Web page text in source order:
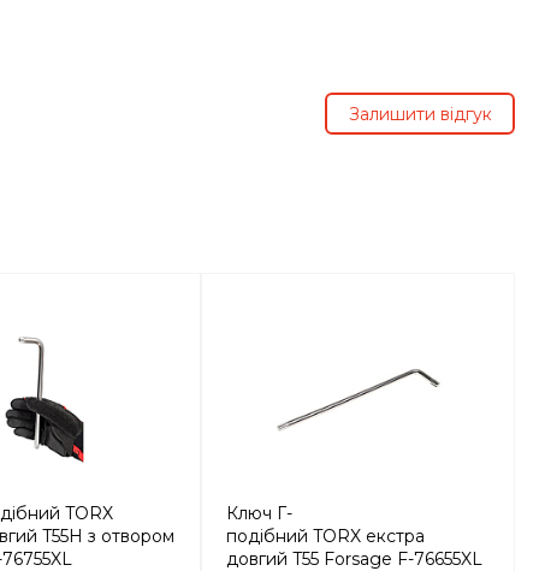
Залишити відгук
TORX
T55H з отвором
Ключ Г-
подібний TORX екстра
довгий T55 Forsage F-76655XL